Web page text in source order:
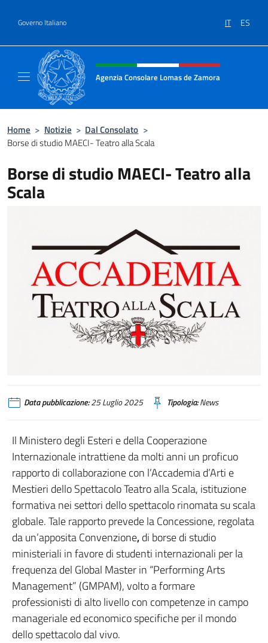
Governo Italiano IT ES
Intestazione sito, social e menù
Agenzia Consolare Lomas de Zamora
Home > Notizie > Dal Consolato >
Borse di studio MAECI- Teatro alla Scala
Borse di studio MAECI- Teatro alla
Scala
Data pubblicazione:25 Luglio 2025 Tipologia:News
Il Ministero degli Esteri e della Cooperazione
Internazionale intrattiene da molti anni un proficuo
rapporto di collaborazione con l’Accademia d’Arti e
Mestieri dello Spettacolo Teatro alla Scala, istituzione
formativa nei settori dello spettacolo rinomata su scala
globale. Tale rapporto prevede la Concessione, regolata
da un’apposita Convenzione,di borse di studio
ministeriali in favore di studenti internazionali per la
frequenza del Global Master in “Performing Arts
Management” (GMPAM), volto a formare
professionisti di alto livello con competenze in campo
manageriale ed economico specifiche per il mondo
dello spettacolo dal vivo.